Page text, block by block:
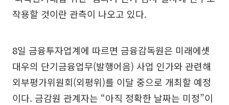
작용할 것이란 관측이 나오고 있다.
8일 금융투자업계에 따르면 금융감독원은 미래에셋
대우의 단기금융업무(발행어음) 사업 인가와 관련해
외부평가위원회(외평위)를 이달 중으로 개최할 예정
이다. 금감원 관계자는 “아직 정확한 날짜는 미정”이